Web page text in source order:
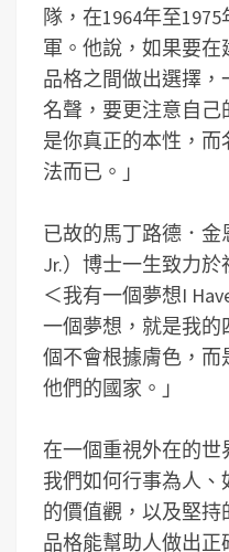
隊，在1964年至
軍。他說，如果要
品格之間做出選擇
名聲，要更注意自
是你真正的本性，
法而已。」
已故的馬丁路德．金
Jr.）博士一生致力
＜我有一個夢想I
一個夢想，就是我
個不會根據膚色，
他們的國家。」
在一個重視外在的世
我們如何行事為人
的價值觀，以及堅持
品格能幫助人做出